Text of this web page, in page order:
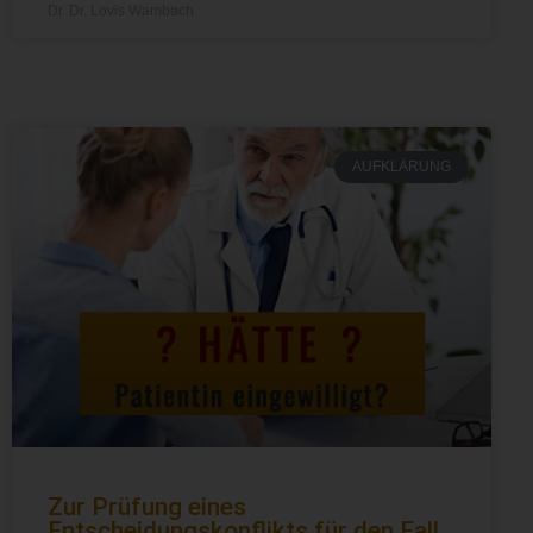
AUFKLÄRUNG
Zur Prüfung eines